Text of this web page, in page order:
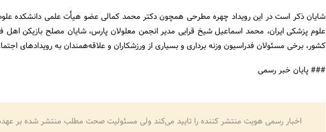
شایان ذکر است در این رویداد چهره مطرحی همچون دکتر محمد کمالی عضو هیأت علمی دانشکده
علوم پزشکی ایران، محمد اسماعیل شیخ قرایی مدیر انجمن معلولان پارس، شایان مصلح بازیکن اهل
کشور، برخی مسئولان فدراسیون وزنه برداری و بسیاری از ورزشکاران و علاقه‌ه­مندان به رویدادهای
### پایان خبر رسمی
اخبار رسمی هویت منتشر کننده را تایید می‌کند ولی مسئولیت صحت مطلب منتشر شده بر